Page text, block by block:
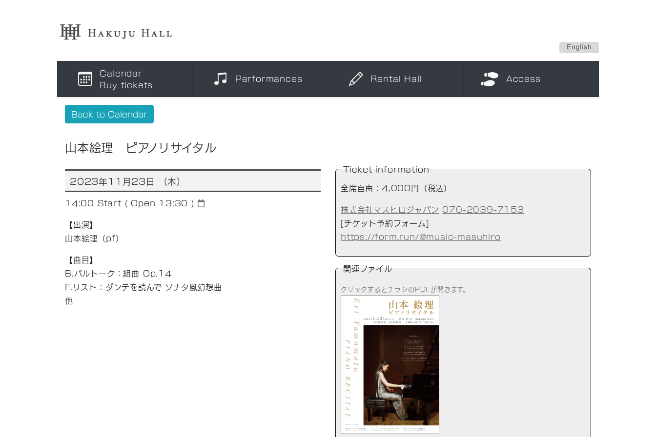
Calendar
Buy tickets
Performances Rental Hall Access
Back to Calendar
山本絵理 ピアノリサイタル
2023年11月23日 （木）
14:00 Start ( Open 13:30 )
【出演】
山本絵理（pf）
【曲目】
B.バルトーク：組曲 Op.14
F.リスト：ダンテを読んで ソナタ風幻想曲
他
Ticket information
全席自由：4,000円（税込）
株式会社マスヒロジャパン 070-2039-7153
[チケット予約フォーム]
https://form.run/@music-masuhiro
関連ファイル
クリックするとチラシのPDFが開きます。